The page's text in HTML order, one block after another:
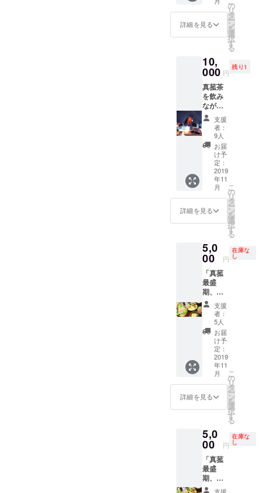
ます。
パック
(赤)での
す。 ※
ごぱん
は１個
２個、
ではな
く１子
２子、
と数え
るので
す。
が その
半年か
ら１
ただけ
ると思
いま
す。
一部で
あった
手仕
な
い）。
昔から
人々が
平和へ
の祈り
と願い
を込め
綯い上
げてき
たしめ
かざ
り。 わ
たした
ちもそ
の和(輪)
の中に
ただけ
たら幸
す。 心
を込め
てお作
りしま
す。 令
和に
なって
初めて
のお正
月を手
作りの
しめ縄
えしま
しょ
昨年
作った
真菰の
しめか
ざりで
す。
PRISTI
NEさん
のオー
ガニッ
クの晒
奈良の
益久染
織研究
所さん
の手紡
ぎ布で
手縫い
した真
菰枕
に、
しっか
り乾燥
させた
真菰を
たっぷ
り詰め
て送ら
旅先な
ど移動
時やう
たた寝
用にも
持ち歩
ける小
さめサ
イズな
ので お
手持ち
の枕と
組み合
わせて
首筋に
あてる
と心地
す。 昔
から邪
い神と
繋ぐと
言われ
ていた
詳細を見る
の
リ
タ
ー
ン
を
選
択
す
る
10,
000 円
残り1
真菰茶
を飲み
ながら
真菰足
湯でゆ
るんだ
後は 真
菰枕に
横た
わって
60分
じっく
りたっ
ぷり緩
め温め
流
コース
（12
月中旬
以降発
動） 収
穫した
真菰の
葉を
しっか
り身体
で味
わって
いただ
く、 真
菰尽く
しの極
楽施
子路
は、東
京都文
京区千
駄木３
丁目に
ありま
支援
者：
9人
お届
け予
定：
2019
年11
月
詳細を見る
こ
の
リ
タ
ー
ン
を
選
択
す
る
5,0
00 円
在庫な
し
「真菰
最盛
期、流
し処 市
子路 で
開催す
る真菰
料理祭
りにご
待！」
コース
11月11
日開催
予定！
５名様
真
菰料理
でテー
ブルを
埋め尽
くすの
で真菰
支援
者：
5人
お届
け予
定：
2019
年11
月
詳細を見る
こ
の
リ
タ
ー
ン
を
選
択
す
る
5,0
00 円
在庫な
し
「真菰
最盛
期、流
し処 市
支援